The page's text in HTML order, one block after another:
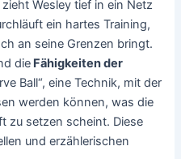
Wesley tief in ein Netz
ein hartes Training,
an seine Grenzen bringt.
die Fähigkeiten der
Ball“, eine Technik, mit der
werden können, was die
zu setzen scheint. Diese
und erzählerischen